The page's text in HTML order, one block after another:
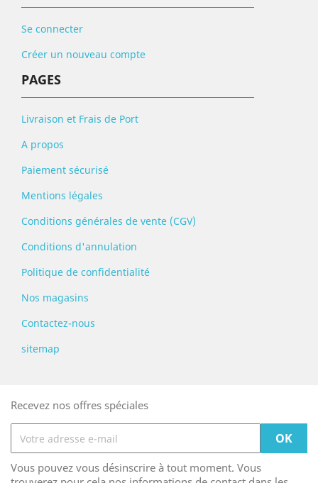
Se connecter
Créer un nouveau compte
PAGES
Livraison et Frais de Port
A propos
Paiement sécurisé
Mentions légales
Conditions générales de vente (CGV)
Conditions d'annulation
Politique de confidentialité
Nos magasins
Contactez-nous
sitemap
Recevez nos offres spéciales
Vous pouvez vous désinscrire à tout moment. Vous